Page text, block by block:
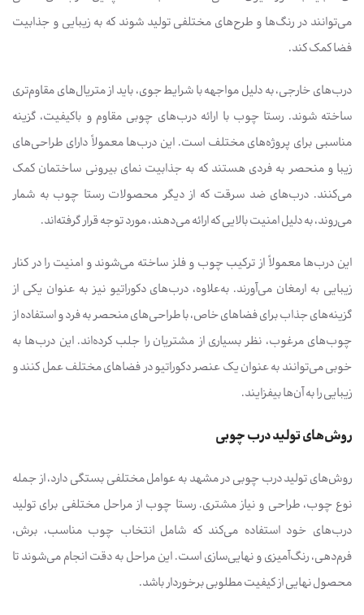
می‌توانند در رنگ‌ها و طرح‌های مختلفی تولید شوند که به زیبایی و جذابیت
فضا کمک کند.
درب‌های خارجی، به دلیل مواجهه با شرایط جوی، باید از متریال‌های مقاوم‌تری
ساخته شوند. رستا چوب با ارائه درب‌های چوبی مقاوم و باکیفیت، گزینه
مناسبی برای پروژه‌های مختلف است. این درب‌ها معمولاً دارای طراحی‌های
زیبا و منحصر به فردی هستند که به جذابیت نمای بیرونی ساختمان کمک
می‌کنند. درب‌های ضد سرقت که از دیگر محصولات رستا چوب به شمار
می‌روند، به دلیل امنیت بالایی که ارائه می‌دهند، مورد توجه قرار گرفته‌اند.
این درب‌ها معمولاً از ترکیب چوب و فلز ساخته می‌شوند و امنیت را در کنار
زیبایی به ارمغان می‌آورند. به‌علاوه، درب‌های دکوراتیو نیز به عنوان یکی از
گزینه‌های جذاب برای فضاهای خاص، با طراحی‌های منحصر به فرد و استفاده از
چوب‌های مرغوب، نظر بسیاری از مشتریان را جلب کرده‌اند. این درب‌ها به
خوبی می‌توانند به عنوان یک عنصر دکوراتیو در فضاهای مختلف عمل کنند و
زیبایی را به آن‌ها بیفزایند.
روش‌های تولید درب چوبی
روش‌های تولید درب چوبی در مشهد به عوامل مختلفی بستگی دارد، از جمله
نوع چوب، طراحی و نیاز مشتری. رستا چوب از مراحل مختلفی برای تولید
درب‌های خود استفاده می‌کند که شامل انتخاب چوب مناسب، برش،
فرم‌دهی، رنگ‌آمیزی و نهایی‌سازی است. این مراحل به دقت انجام می‌شوند تا
محصول نهایی از کیفیت مطلوبی برخوردار باشد.